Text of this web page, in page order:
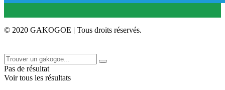
© 2020 GAKOGOE | Tous droits réservés.
Pas de résultat
Voir tous les résultats